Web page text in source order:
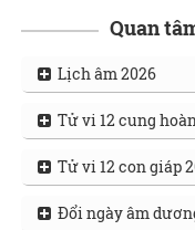
Quan
Lịch âm 2026
Tử vi 12 cung
Tử vi 12 con giáp
Đổi ngày âm